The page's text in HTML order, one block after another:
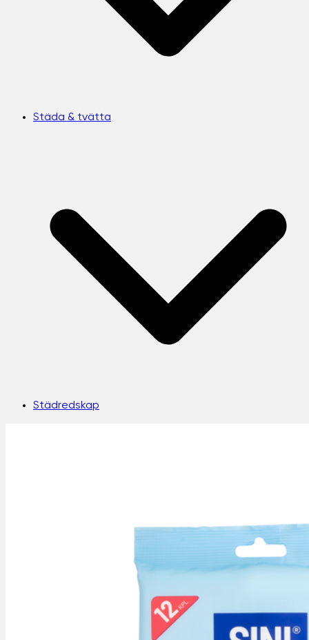
Städa & tvätta
Städredskap